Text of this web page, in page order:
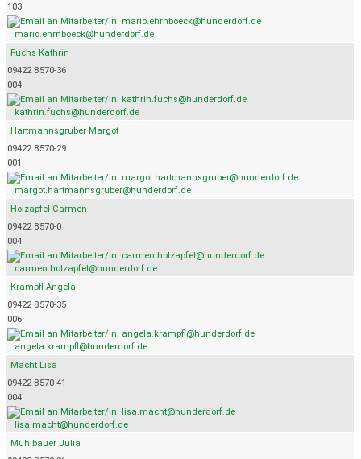
103
mario.ehrnboeck@hunderdorf.de
Fuchs Kathrin
09422 8570-36
004
kathrin.fuchs@hunderdorf.de
Hartmannsgruber Margot
09422 8570-29
001
margot.hartmannsgruber@hunderdorf.de
Holzapfel Carmen
09422 8570-0
004
carmen.holzapfel@hunderdorf.de
Krampfl Angela
09422 8570-35
006
angela.krampfl@hunderdorf.de
Macht Lisa
09422 8570-41
004
lisa.macht@hunderdorf.de
Mühlbauer Julia